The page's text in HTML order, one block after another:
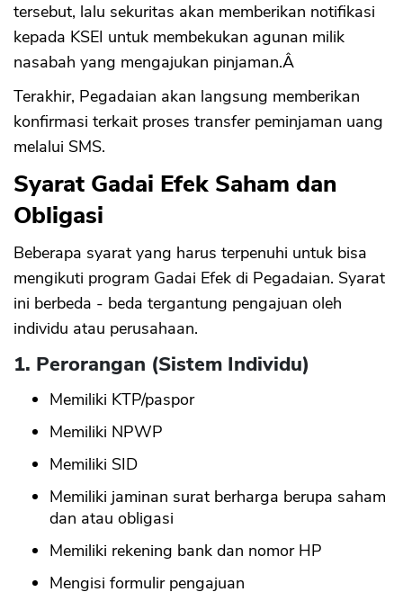
tersebut, lalu sekuritas akan memberikan notifikasi
kepada KSEI untuk membekukan agunan milik
nasabah yang mengajukan pinjaman.Â
Terakhir, Pegadaian akan langsung memberikan
konfirmasi terkait proses transfer peminjaman uang
melalui SMS.
Syarat Gadai Efek Saham dan
Obligasi
Beberapa syarat yang harus terpenuhi untuk bisa
mengikuti program Gadai Efek di Pegadaian. Syarat
ini berbeda - beda tergantung pengajuan oleh
individu atau perusahaan.
1. Perorangan (Sistem Individu)
Memiliki KTP/paspor
Memiliki NPWP
Memiliki SID
Memiliki jaminan surat berharga berupa saham
dan atau obligasi
Memiliki rekening bank dan nomor HP
Mengisi formulir pengajuan